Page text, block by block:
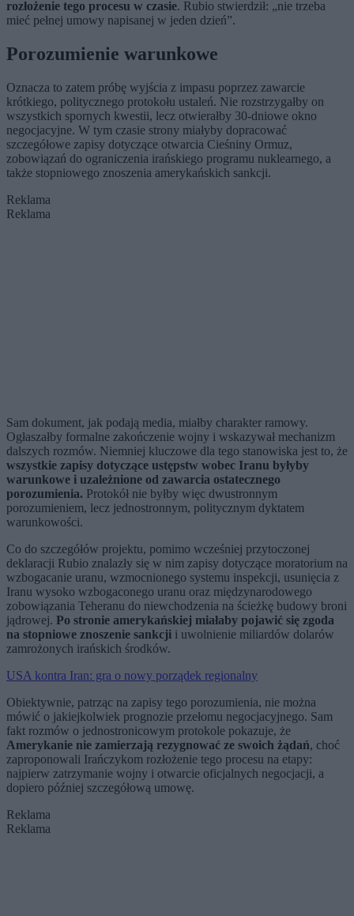
rozłożenie tego procesu w czasie. Rubio stwierdził: „nie trzeba
mieć pełnej umowy napisanej w jeden dzień”.
Porozumienie warunkowe
Oznacza to zatem próbę wyjścia z impasu poprzez zawarcie
krótkiego, politycznego protokołu ustaleń. Nie rozstrzygałby on
wszystkich spornych kwestii, lecz otwierałby 30-dniowe okno
negocjacyjne. W tym czasie strony miałyby dopracować
szczegółowe zapisy dotyczące otwarcia Cieśniny Ormuz,
zobowiązań do ograniczenia irańskiego programu nuklearnego, a
także stopniowego znoszenia amerykańskich sankcji.
Reklama
Reklama
Sam dokument, jak podają media, miałby charakter ramowy.
Ogłaszałby formalne zakończenie wojny i wskazywał mechanizm
dalszych rozmów. Niemniej kluczowe dla tego stanowiska jest to, że
wszystkie zapisy dotyczące ustępstw wobec Iranu byłyby
warunkowe i uzależnione od zawarcia ostatecznego
porozumienia. Protokół nie byłby więc dwustronnym
porozumieniem, lecz jednostronnym, politycznym dyktatem
warunkowości.
Co do szczegółów projektu, pomimo wcześniej przytoczonej
deklaracji Rubio znalazły się w nim zapisy dotyczące moratorium na
wzbogacanie uranu, wzmocnionego systemu inspekcji, usunięcia z
Iranu wysoko wzbogaconego uranu oraz międzynarodowego
zobowiązania Teheranu do niewchodzenia na ścieżkę budowy broni
jądrowej. Po stronie amerykańskiej miałaby pojawić się zgoda
na stopniowe znoszenie sankcji i uwolnienie miliardów dolarów
zamrożonych irańskich środków.
USA kontra Iran: gra o nowy porządek regionalny
Obiektywnie, patrząc na zapisy tego porozumienia, nie można
mówić o jakiejkolwiek prognozie przełomu negocjacyjnego. Sam
fakt rozmów o jednostronicowym protokole pokazuje, że
Amerykanie nie zamierzają rezygnować ze swoich żądań, choć
zaproponowali Irańczykom rozłożenie tego procesu na etapy:
najpierw zatrzymanie wojny i otwarcie oficjalnych negocjacji, a
dopiero później szczegółową umowę.
Reklama
Reklama